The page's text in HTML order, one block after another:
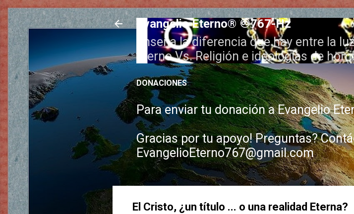
Ir al contenido
Evangelio Eterno® ♾️767-Hz
Enseña la diferencia que hay entre la
Eterno Vs. Religión e ideologías de
DONACIONES
Para enviar tu donación a Evangelio
Gracias por tu apoyo! Preguntas?
EvangelioEterno767@gmail.com
El Cristo, ¿un título ... o una realidad Eterna?